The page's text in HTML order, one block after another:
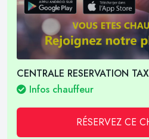
CENTRALE RESERVATION
Infos chauffeur
RÉSERVEZ CE